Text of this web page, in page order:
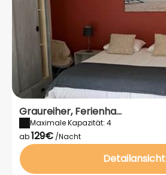
Graureiher, Ferienha...
Maximale Kapazität: 4
ab129€ /Nacht
Detailansicht